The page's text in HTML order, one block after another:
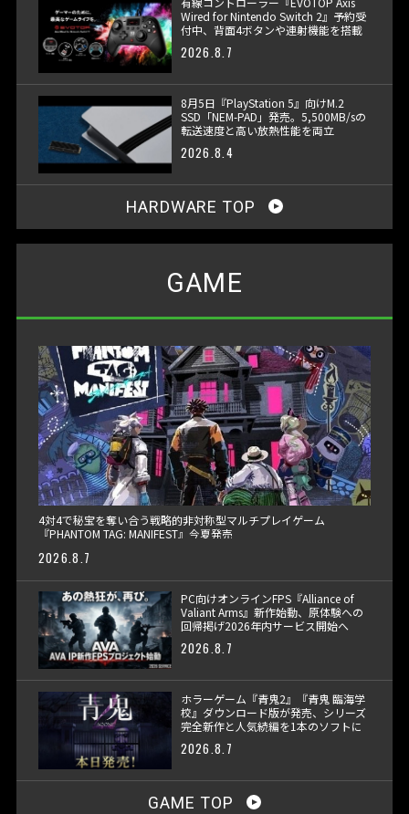
Wired for Nintendo Switch 2』予約受
付中、背面4ボタンや連射機能を搭載
2026.8.7
8月5日『PlayStation 5』向けM.2
SSD「NEM-PAD」発売。5,500MB/sの
転送速度と高い放熱性能を両立
2026.8.4
HARDWARE TOP
GAME
4対4で秘宝を奪い合う戦略的非対称型マルチプレイゲーム
『PHANTOM TAG: MANIFEST』今夏発売
2026.8.7
PC向けオンラインFPS『Alliance of
Valiant Arms』新作始動、原体験への
回帰掲げ2026年内サービス開始へ
2026.8.7
ホラーゲーム『青鬼2』『青鬼 臨海学
校』ダウンロード版が発売、シリーズ
完全新作と人気続編を1本のソフトに
2026.8.7
GAME TOP